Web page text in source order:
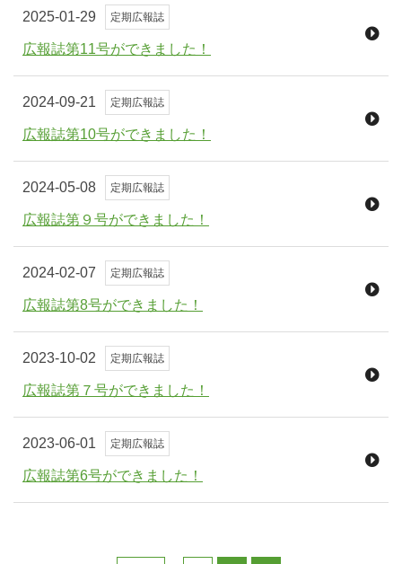
2025-01-29 定期広報誌
広報誌第11号ができました！
2024-09-21 定期広報誌
広報誌第10号ができました！
2024-05-08 定期広報誌
広報誌第９号ができました！
2024-02-07 定期広報誌
広報誌第8号ができました！
2023-10-02 定期広報誌
広報誌第７号ができました！
2023-06-01 定期広報誌
広報誌第6号ができました！